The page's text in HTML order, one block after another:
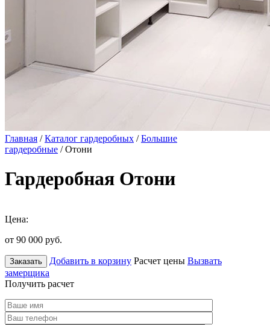
Главная /Каталог гардеробных /Большие
гардеробные / Отони
Гардеробная Отони
Цена:
от 90 000 руб.
Заказать Добавить в корзину Расчет цены Вызвать
замерщика
Получить расчет